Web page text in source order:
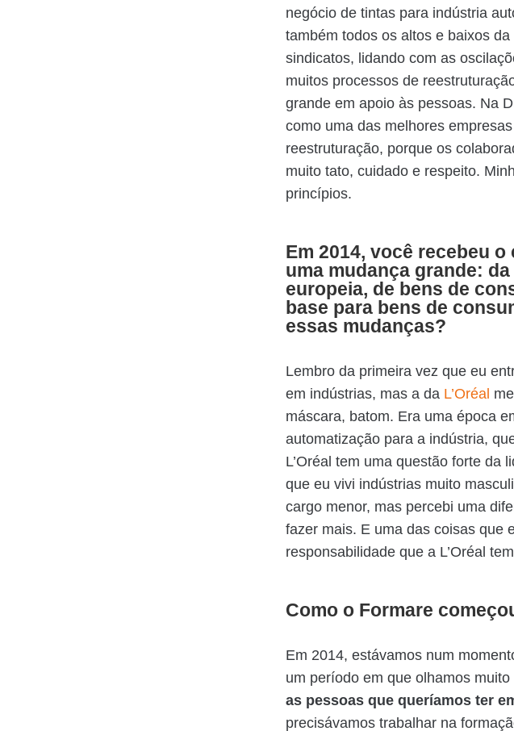
negócio de tintas para indústria
também todos os altos e baixos
sindicatos, lidando com as
muitos processos de
grande em apoio às pessoas. Na
como uma das melhores
reestruturação, porque os
muito tato, cuidado e respeito.
princípios.
Em 2014, você recebeu o
uma mudança grande:
europeia, de bens de
base para bens de
essas mudanças?
Lembro da primeira vez que eu
em indústrias, mas a da L’Oréal
máscara, batom. Era uma época
automatização para a indústria,
L’Oréal tem uma questão forte da
que eu vivi indústrias muito
cargo menor, mas percebi uma
fazer mais. E uma das coisas que
responsabilidade que a L’Oréal
Como o Formare
Em 2014, estávamos num
um período em que olhamos
as pessoas que queríamos ter
precisávamos trabalhar na